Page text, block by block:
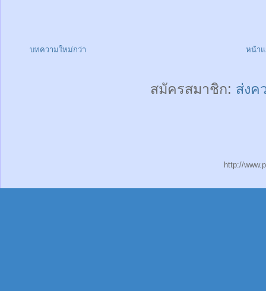
บทความใหม่กว่า หน้า
สมัครสมาชิก: ส่งค
http://